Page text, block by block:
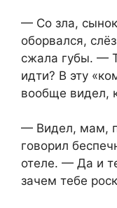
— Со зла,
оборвался,
сжала губы. —
идти? В эту
вообще видел,
— Видел, мам,
говорил
отеле. — Да и
зачем тебе